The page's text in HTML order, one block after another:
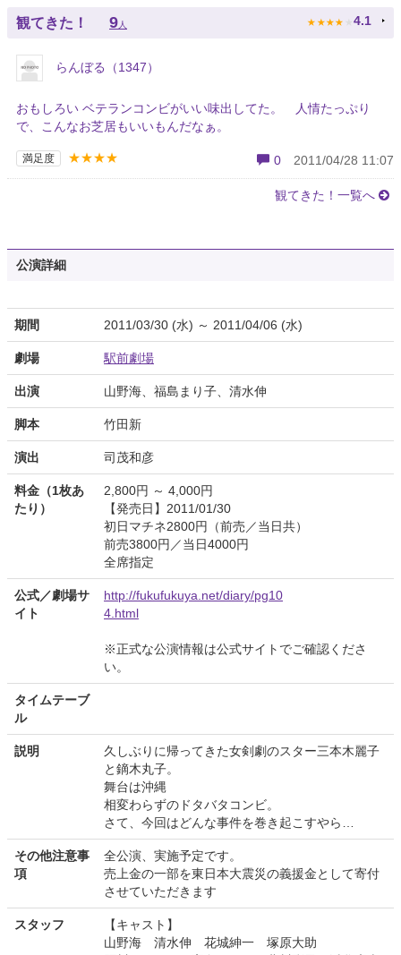
観てきた！ 9 人 ★ ★ ★ ★ ★ 4.1
らんぼる（1347）
おもしろい ベテランコンビがいい味出してた。 人情たっぷり
で、こんなお芝居もいいもんだなぁ。
満足度 ★★★★ 0 2011/04/28 11:07
観てきた！一覧へ
公演詳細
期間 2011/03/30 (水) ～ 2011/04/06 (水)
劇場 駅前劇場
出演 山野海、福島まり子、清水伸
脚本 竹田新
演出 司茂和彦
料金（1枚あ
たり）
2,800円 ～ 4,000円
【発売日】2011/01/30
初日マチネ2800円（前売／当日共）
前売3800円／当日4000円
全席指定
公式／劇場サ
イト
http://fukufukuya.net/diary/pg10
4.html
※正式な公演情報は公式サイトでご確認くださ
い。
タイムテーブ
ル
説明
久しぶりに帰ってきた女剣劇のスター三本木麗子
と鏑木丸子。
舞台は沖縄
相変わらずのドタバタコンビ。
さて、今回はどんな事件を巻き起こすやら…
その他注意事
項
全公演、実施予定です。
売上金の一部を東日本大震災の義援金として寄付
させていただきます
スタッフ
【キャスト】
山野海 清水伸 花城紳一 塚原大助